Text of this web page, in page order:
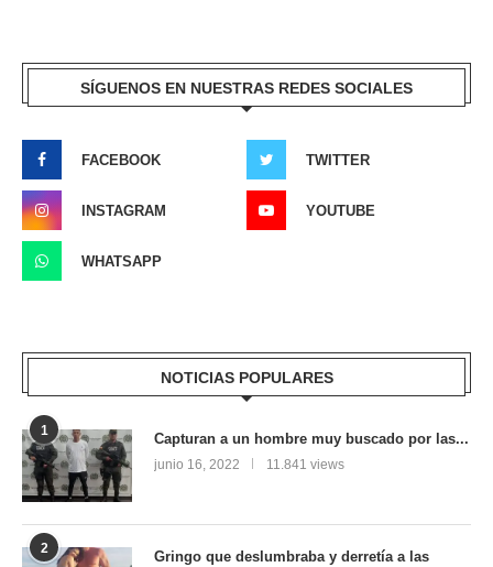
SÍGUENOS EN NUESTRAS REDES SOCIALES
FACEBOOK TWITTER
INSTAGRAM YOUTUBE
WHATSAPP
NOTICIAS POPULARES
1 Capturan a un hombre muy buscado por las...
junio 16, 2022 11.841 views
2
Gringo que deslumbraba y derretía a las